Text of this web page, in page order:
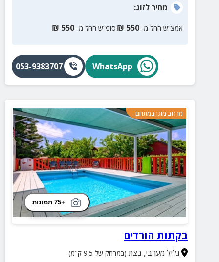
מחירלזוג:
אמצ”ש החל מ- 550
₪ סופ”ש החל מ- 550
₪
WhatsApp
053-9383707
מרחב מוגן במתחם
+75 תמונות
בקתות הורדים
גליל מערבי, בצת (במרחק של 9.5 ק"מ)